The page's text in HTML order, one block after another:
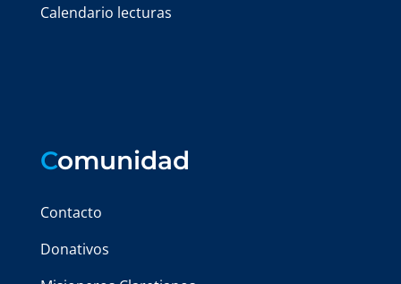
Calendario lecturas
Comunidad
Contacto
Donativos